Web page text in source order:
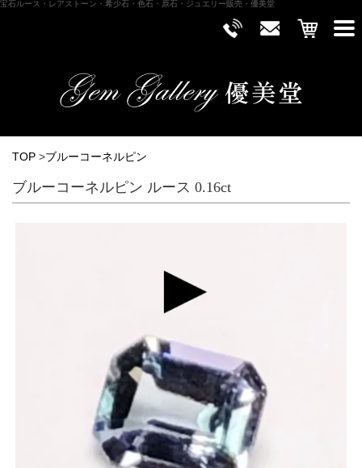
宝石ルース・レアストーン・希少石・色石・原石・ジュエリー販売・優美堂
TOP >ブルーコーネルピン
ブルーコーネルピン ルース 0.16ct